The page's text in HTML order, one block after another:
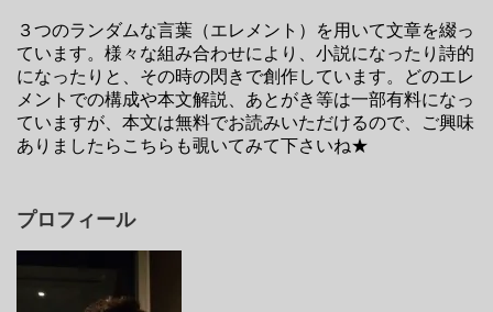
３つのランダムな言葉（エレメント）を用いて文章を綴っ
ています。様々な組み合わせにより、小説になったり詩的
になったりと、その時の閃きで創作しています。どのエレ
メントでの構成や本文解説、あとがき等は一部有料になっ
ていますが、本文は無料でお読みいただけるので、ご興味
ありましたらこちらも覗いてみて下さいね★
プロフィール